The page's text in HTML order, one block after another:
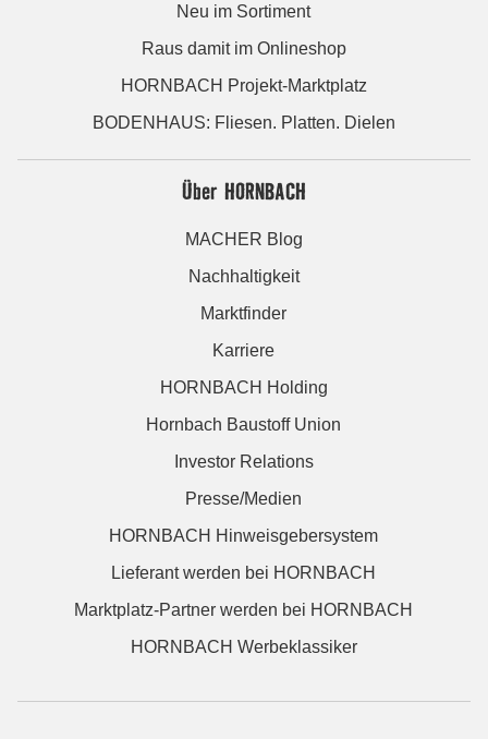
Neu im Sortiment
Raus damit im Onlineshop
HORNBACH Projekt-Marktplatz
BODENHAUS: Fliesen. Platten. Dielen
Über HORNBACH
MACHER Blog
Nachhaltigkeit
Marktfinder
Karriere
HORNBACH Holding
Hornbach Baustoff Union
Investor Relations
Presse/Medien
HORNBACH Hinweisgebersystem
Lieferant werden bei HORNBACH
Marktplatz-Partner werden bei HORNBACH
HORNBACH Werbeklassiker